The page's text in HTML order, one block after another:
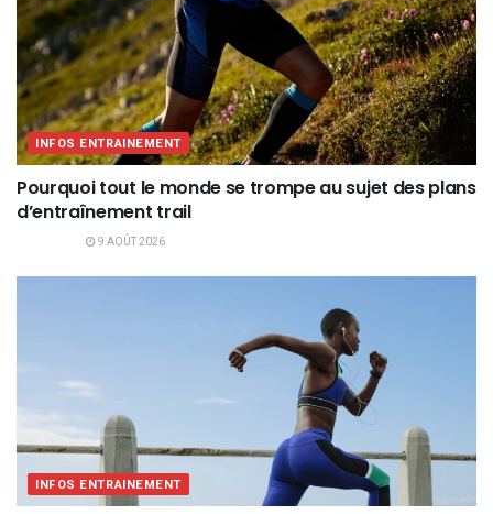
INFOS ENTRAINEMENT
Pourquoi tout le monde se trompe au sujet des plans
d’entraînement trail
9 AOÛT 2026
INFOS ENTRAINEMENT